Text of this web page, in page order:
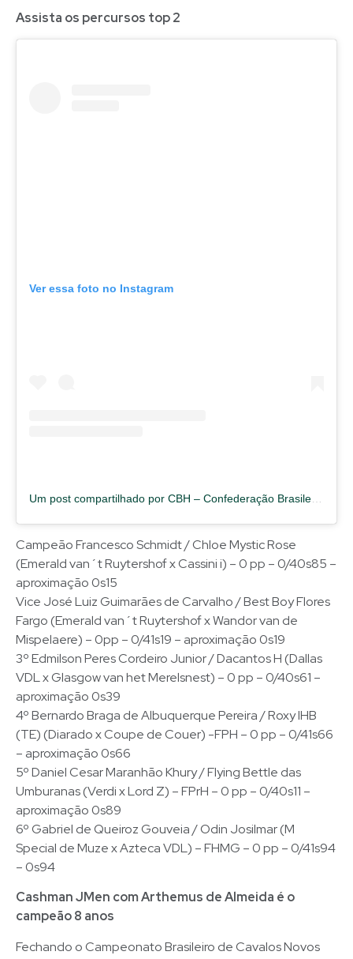
Assista os percursos top 2
Ver essa foto no Instagram
Um post compartilhado por CBH – Confederação Brasileira de Hipismo (@cbhoficial)
Campeão Francesco Schmidt / Chloe Mystic Rose
(Emerald van´t Ruytershof x Cassini i) – 0 pp – 0/40s85 –
aproximação 0s15
Vice José Luiz Guimarães de Carvalho / Best Boy Flores
Fargo (Emerald van´t Ruytershof x Wandor van de
Mispelaere) – 0pp – 0/41s19 – aproximação 0s19
3º Edmilson Peres Cordeiro Junior / Dacantos H (Dallas
VDL x Glasgow van het Merelsnest) – 0 pp – 0/40s61 –
aproximação 0s39
4º Bernardo Braga de Albuquerque Pereira / Roxy IHB
(TE) (Diarado x Coupe de Couer) -FPH – 0 pp – 0/41s66
– aproximação 0s66
5º Daniel Cesar Maranhão Khury / Flying Bettle das
Umburanas (Verdi x Lord Z) – FPrH – 0 pp – 0/40s11 –
aproximação 0s89
6º Gabriel de Queiroz Gouveia / Odin Josilmar (M
Special de Muze x Azteca VDL) – FHMG – 0 pp – 0/41s94
– 0s94
Cashman JMen com Arthemus de Almeida é o
campeão 8 anos
Fechando o Campeonato Brasileiro de Cavalos Novos